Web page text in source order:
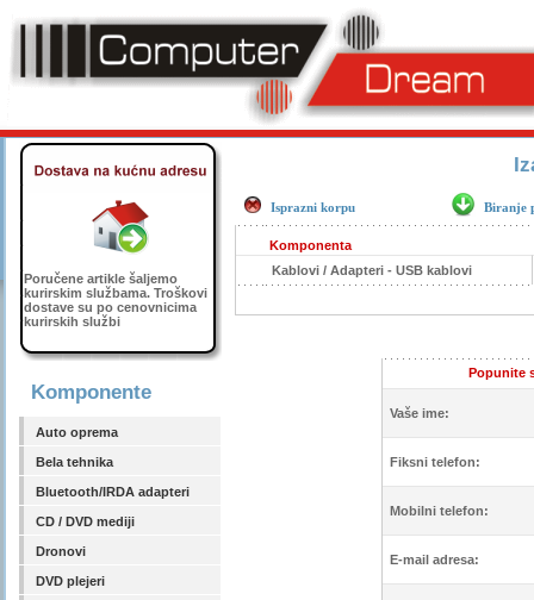
Poručene artikle šaljemo
kurirskim službama. Troškovi
dostave su po cenovnicima
kurirskih službi
Komponente
Auto oprema
Bela tehnika
Bluetooth/IRDA adapteri
CD / DVD mediji
Dronovi
DVD plejeri
Isprazni korpu Biranje
Komponenta
Kablovi / Adapteri - USB kablovi
Popunite
Vaše ime:
Fiksni telefon:
Mobilni telefon:
E-mail adresa: